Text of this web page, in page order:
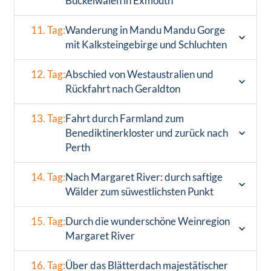
11. Tag:Wanderung in Mandu Mandu Gorge
mit Kalksteingebirge und Schluchten
12. Tag:Abschied von Westaustralien und
Rückfahrt nach Geraldton
13. Tag:Fahrt durch Farmland zum
Benediktinerkloster und zurück nach
Perth
14. Tag:Nach Margaret River: durch saftige
Wälder zum süwestlichsten Punkt
15. Tag:Durch die wunderschöne Weinregion
Margaret River
16. Tag:Über das Blätterdach majestätischer